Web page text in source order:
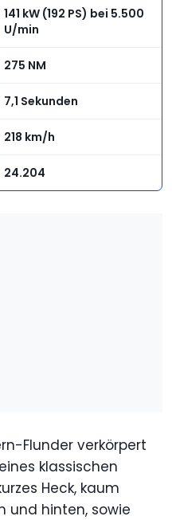
141 kW (192 PS) bei 5.500
U/min
275 NM
7,1 Sekunden
218 km/h
24.204
Flunder verkörpert
klassischen
Heck, kaum
und hinten, sowie